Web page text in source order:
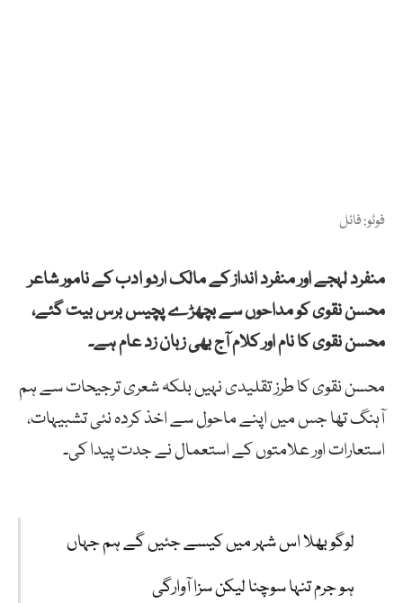
فوٹو: فائل
منفردلہجےاورمنفرداندازکےمالکاردوادبکےنامورشاعر
محسننقویکو مداحوں سےبچھڑےپچیسبرسبیتگئے،
محسننقویکاناماورکلامآجبھیزبانزدعامہے۔
محسننقویكاطرزتقلیدینہیںبلكہشعریترجیحاتسےہم
آہنگتھاجسمیںاپنےماحولسےاخذكردہنئیتشبیہات،
استعاراتاورعلامتوںکےاستعمالنےجدتپیداکی۔
لوگوبھلااسشہرمیںکیسےجئیںگےہمجہاں
ہوجرمتنہاسوچنالیکنسزاآوارگی